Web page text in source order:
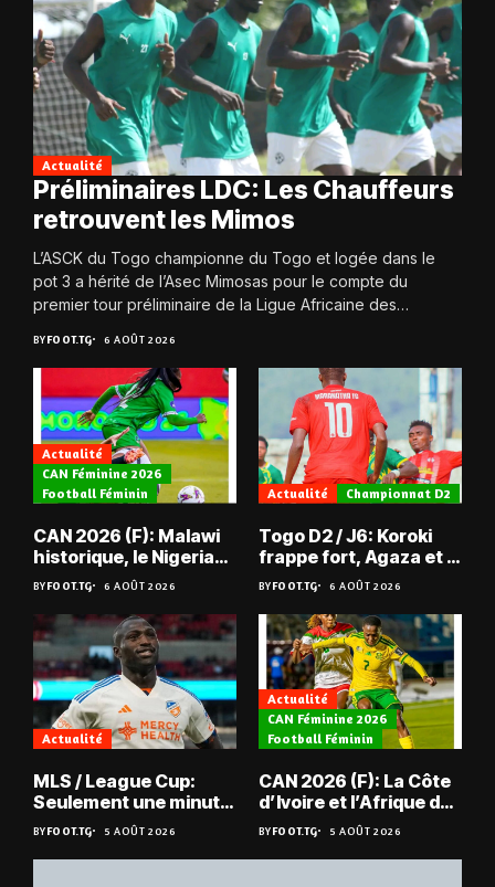
Actualité
Préliminaires LDC: Les Chauffeurs
retrouvent les Mimos
L’ASCK du Togo championne du Togo et logée dans le
pot 3 a hérité de l’Asec Mimosas pour le compte du
premier tour préliminaire de la Ligue Africaine des
BYFOOT.TG 6 AOÛT 2026
Actualité
CAN Féminine 2026
Football Féminin
CAN 2026 (F): Malawi
historique, le Nigeria
sauvé, la Zambie
éliminée
BYFOOT.TG 6 AOÛT 2026
Actualité Championnat D2
Togo D2 / J6: Koroki
frappe fort, Agaza et la
JCA assurent,
suspense avant Sara
FC – Doumbé FC
BYFOOT.TG 6 AOÛT 2026
Actualité
MLS / League Cup:
Seulement une minute
de jeu pour Kévin
Denkey
BYFOOT.TG 5 AOÛT 2026
Actualité
CAN Féminine 2026
Football Féminin
CAN 2026 (F): La Côte
d’Ivoire et l’Afrique du
Sud en quarts
BYFOOT.TG 5 AOÛT 2026